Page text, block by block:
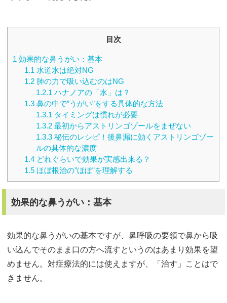
目次
1 効果的な鼻うがい：基本
1.1 水道水は絶対NG
1.2 肺の力で吸い込むのはNG
1.2.1 ハナノアの「水」は？
1.3 鼻の中で”うがい”をする具体的な方法
1.3.1 タイミングは慣れが必要
1.3.2 最初からアストリンゴゾールをまぜない
1.3.3 秘伝のレシピ！後鼻漏に効くアストリンゴゾー
ルの具体的な濃度
1.4 どれぐらいで効果が実感出来る？
1.5 ほぼ根治の”ほぼ”を理解する
効果的な鼻うがい：基本
効果的な鼻うがいの基本ですが、鼻呼吸の要領で鼻から吸
い込んでそのまま口の方へ流すというのはあまり効果を望
めません。対症療法的には使えますが、「治す」ことはで
きません。